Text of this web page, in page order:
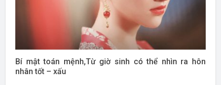
Bí mật toán mệnh,Từ giờ sinh có thể nhìn ra hôn
nhân tốt – xấu